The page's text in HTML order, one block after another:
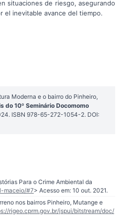
situaciones de riesgo, asegurando
el inevitable avance del tiempo.
Moderna e o bairro do Pinheiro,
do 10º Seminário Docomomo
ISBN 978-65-272-1054-2. DOI:
Para o Crime Ambiental da
maceio/#7> Acesso em: 10 out. 2021.
nos bairros Pinheiro, Mutange e
rigeo.cprm.gov.br/jspui/bitstream/doc/